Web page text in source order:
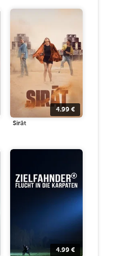
4.99€
Sirāt
4.99€